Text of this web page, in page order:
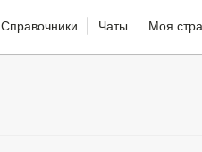
Справочники Чаты Моя